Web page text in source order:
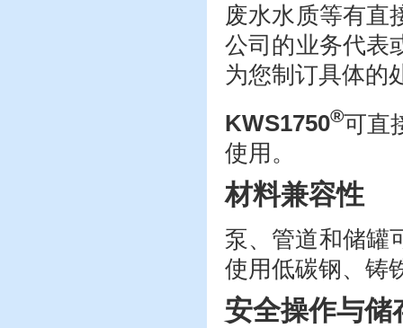
废水水质等有直
公司的业务代表
为您制订具体的
KWS1750®可直
使用。
材料兼容性
泵、管道和储罐
使用低碳钢、铸
安全操作与储